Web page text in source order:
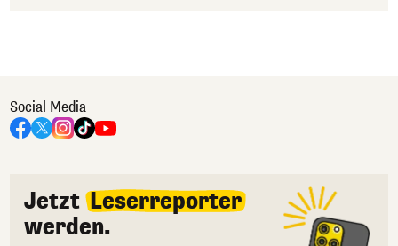
Social Media
Jetzt Leserreporter
werden.